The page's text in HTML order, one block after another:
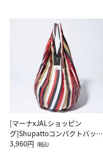
[マーナxJALショッピン
グ]Shupattoコンパクトバッグ
Drop JAL客室乗務員（LC）ス
3,960円 （税込）